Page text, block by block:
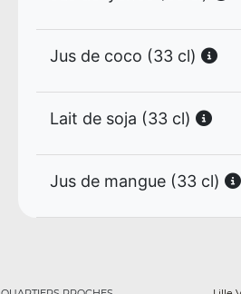
Jus de coco (33 cl)
Lait de soja (33 cl)
Jus de mangue (33 cl)